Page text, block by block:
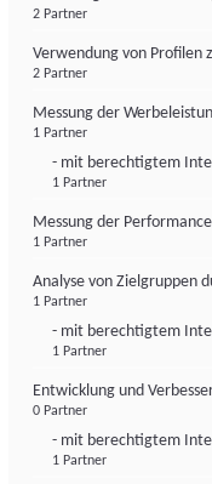
2 Partner
Verwendung von Profilen
2 Partner
Messung der
1 Partner
- mit berechtigtem
1 Partner
Messung der
1 Partner
Analyse von Zielgruppen
1 Partner
- mit berechtigtem
1 Partner
Entwicklung und
0 Partner
- mit berechtigtem
1 Partner